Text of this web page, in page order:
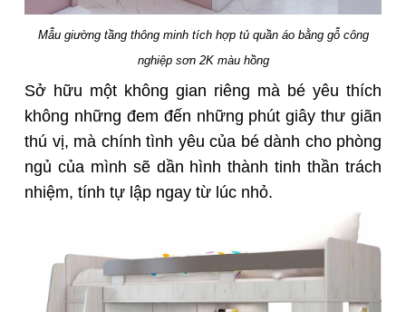
Mẫu giường tầng thông minh tích hợp tủ quần áo bằng gỗ công
nghiệp sơn 2K màu hồng
Sở hữu một không gian riêng mà bé yêu thích
không những đem đến những phút giây thư giãn
thú vị, mà chính tình yêu của bé dành cho phòng
ngủ của mình sẽ dần hình thành tinh thần trách
nhiệm, tính tự lập ngay từ lúc nhỏ.